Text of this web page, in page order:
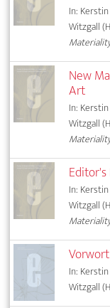
In:
Witzgall
New
Art
In:
Witzgall
In:
Witzgall
In:
Witzgall